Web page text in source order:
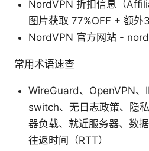
NordVPN 折扣信息（
图片获取 77%OFF + 额外
NordVPN 官方网站 -
常用术语速查
WireGuard、OpenVPN、
switch、无日志政策、隐
器负载、就近服务器、数
往返时间（RTT）